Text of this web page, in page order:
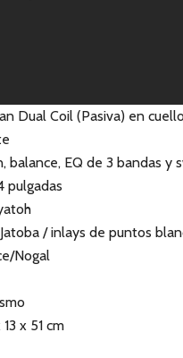
Dual Coil (Pasiva) en
balance, EQ de 3 bandas y
pulgadas
/ inlays de puntos
Nogal
x 51 cm